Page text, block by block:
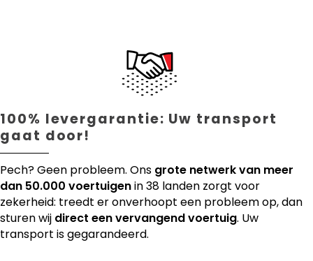
100% levergarantie: Uw transport
gaat door!
Pech? Geen probleem. Ons grote netwerk van meer
dan 50.000 voertuigenin 38 landen zorgt voor
zekerheid: treedt er onverhoopt een probleem op, dan
sturen wij direct een vervangend voertuig. Uw
transport is gegarandeerd.